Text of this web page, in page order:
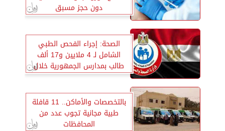
دون حجز مسبق
الصحة: إجراء الفحص الطبي
الشامل لـ 4 ملايين و17 ألف
طالب بمدارس الجمهورية خلال
عام 2022
بالتخصصات والأماكن.. 11 قافلة
طبية مجانية تجوب عدد من
المحافظات